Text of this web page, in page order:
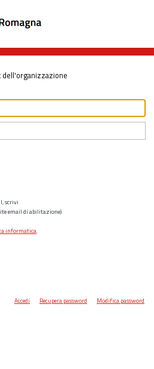
scrivi
email di abilitazione)
informatica.
Accedi Recupera password Modifica password